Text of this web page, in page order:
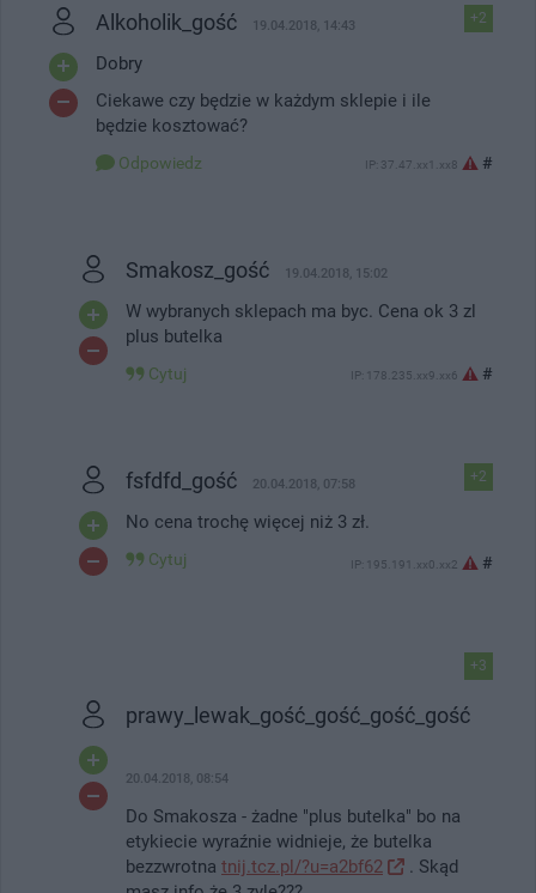
+2
Alkoholik_gość 19.04.2018, 14:43
Dobry
Ciekawe czy będzie w każdym sklepie i ile
będzie kosztować?
Odpowiedz IP: 37.47.xx1.xx8 #
Smakosz_gość 19.04.2018, 15:02
W wybranych sklepach ma byc. Cena ok 3 zl
plus butelka
Cytuj IP: 178.235.xx9.xx6 #
+2
fsfdfd_gość 20.04.2018, 07:58
No cena trochę więcej niż 3 zł.
Cytuj IP: 195.191.xx0.xx2 #
+3
prawy_lewak_gość_gość_gość_gość
20.04.2018, 08:54
Do Smakosza - żadne "plus butelka" bo na
etykiecie wyraźnie widnieje, że butelka
bezzwrotna tnij.tcz.pl/?u=a2bf62
. Skąd